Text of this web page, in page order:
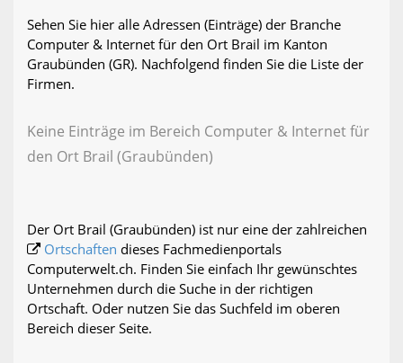
Sehen Sie hier alle Adressen (Einträge) der Branche
Computer & Internet für den Ort Brail im Kanton
Graubünden (GR). Nachfolgend finden Sie die Liste der
Firmen.
Keine Einträge im Bereich Computer & Internet für
den Ort Brail (Graubünden)
Der Ort Brail (Graubünden) ist nur eine der zahlreichen
Ortschaften dieses Fachmedienportals
Computerwelt.ch. Finden Sie einfach Ihr gewünschtes
Unternehmen durch die Suche in der richtigen
Ortschaft. Oder nutzen Sie das Suchfeld im oberen
Bereich dieser Seite.